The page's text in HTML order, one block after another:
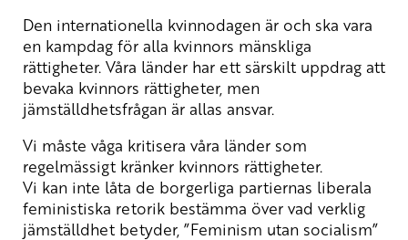
Den internationella kvinnodagen är och ska vara
en kampdag för alla kvinnors mänskliga
rättigheter. Våra länder har ett särskilt uppdrag att
bevaka kvinnors rättigheter, men
jämställdhetsfrågan är allas ansvar.
Vi måste våga kritisera våra länder som
regelmässigt kränker kvinnors rättigheter.
Vi kan inte låta de borgerliga partiernas liberala
feministiska retorik bestämma över vad verklig
jämställdhet betyder, ”Feminism utan socialism”